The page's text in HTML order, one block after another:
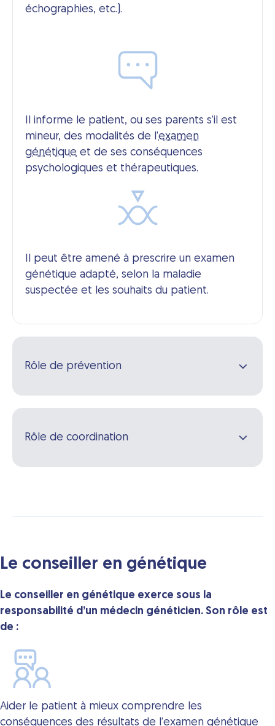
échographies, etc.).
Il informe le patient, ou ses parents s’il est
mineur, des modalités de l’examen
génétique et de ses conséquences
psychologiques et thérapeutiques.
Il peut être amené à prescrire un examen
génétique adapté, selon la maladie
suspectée et les souhaits du patient.
Rôle de prévention
Rôle de coordination
Le conseiller en génétique
Le conseiller en génétique exerce sous la
responsabilité d’un médecin généticien. Son rôle est
de :
Aider le patient à mieux comprendre les
conséquences des résultats de l’examen génétique